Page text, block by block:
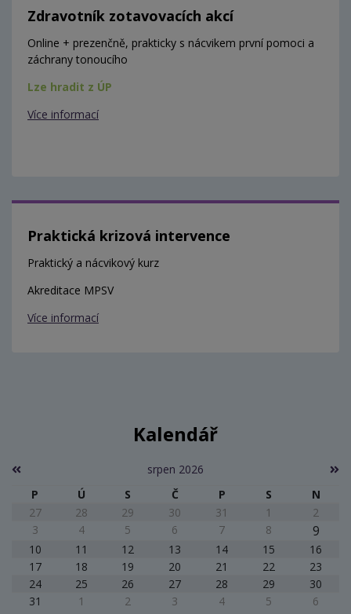
Zdravotník zotavovacích akcí
Online + prezenčně, prakticky s nácvikem první pomoci a
záchrany tonoucího
Lze hradit z ÚP
Více informací
Praktická krizová intervence
Praktický a nácvikový kurz
Akreditace MPSV
Více informací
Kalendář
srpen 2026
P
Ú S Č P S
N
27
28 29 30 31 1
2
3
4 5 6 7 8 9
10 11 12 13 14 15
16
17
18 19 20 21 22
23
24
25 26 27 28 29
30
31
1 2 3 4 5 6